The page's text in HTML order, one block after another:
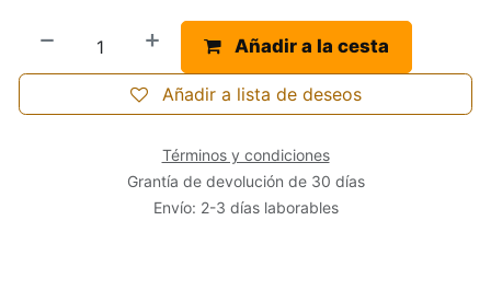
Añadir a la cesta
Añadir a lista de deseos
Términos y condiciones
Grantía de devolución de 30 días
Envío: 2-3 días laborables